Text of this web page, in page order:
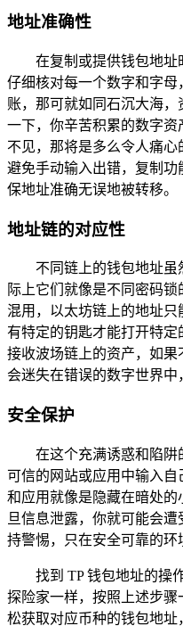
地址准确性
在复制或提供钱包地址
仔细核对每一个数字和字
账，那可就如同石沉大海
一下，你辛苦积累的数字
不见，那将是多么令人痛心
避免手动输入出错，复制
保地址准确无误地被转移。
地址链的对应性
不同链上的钱包地址
际上它们就像是不同密码
混用，以太坊链上的地址
有特定的钥匙才能打开特
接收波场链上的资产，如
会迷失在错误的数字世界中
安全保护
在这个充满诱惑和陷
可信的网站或应用中输入
和应用就像是隐藏在暗处
旦信息泄露，你就可能会
持警惕，只在安全可靠的环
找到 TP 钱包地址的操
探险家一样，按照上述步
松获取对应币种的钱包地